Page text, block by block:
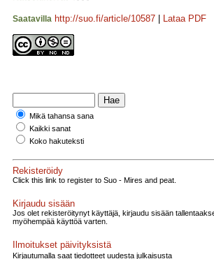
Saatavilla http://suo.fi/article/10587 Lataa PDF
Mikä tahansa sana
Kaikki sanat
Koko hakuteksti
Rekisteröidy
Click this link to register to Suo - Mires and peat.
Kirjaudu sisään
Jos olet rekisteröitynyt käyttäjä, kirjaudu sisään
myöhempää käyttöä varten.
Ilmoitukset päivityksistä
Kirjautumalla saat tiedotteet uudesta julkaisusta